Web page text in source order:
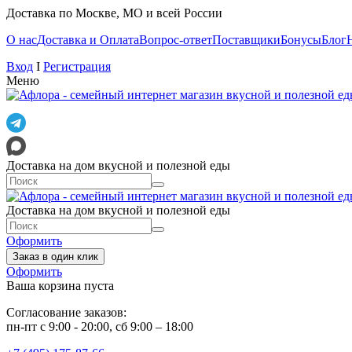
Доставка по Москве, МО и всей России
О насДоставка и ОплатаВопрос-ответПоставщикиБонусыБлог
Вход I Регистрация
Меню
Доставка на дом вкусной и полезной еды
Доставка на дом вкусной и полезной еды
Оформить
Заказ в один клик
Оформить
Ваша корзина пуста
Согласование заказов:
пн-пт с 9:00 - 20:00, сб 9:00 – 18:00